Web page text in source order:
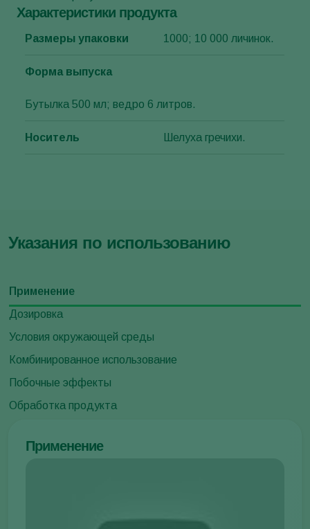
Характеристики продукта
Размеры упаковки 1000; 10 000 личинок.
Форма выпуска
Бутылка 500 мл; ведро 6 литров.
Носитель Шелуха гречихи.
Указания по использованию
Применение
Дозировка
Условия окружающей среды
Комбинированное использование
Побочные эффекты
Обработка продукта
Применение